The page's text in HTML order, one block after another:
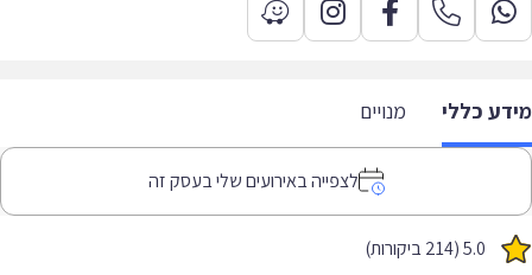
כללי מנויים
לצפייה באירועים שלי בעסק זה
5.0 (214 ביקורות)